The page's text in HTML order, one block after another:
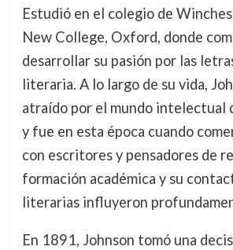
Estudió en el colegio de
New College, Oxford, donde
desarrollar su pasión por las
literaria. A lo largo de su vida,
atraído por el mundo intelectual
y fue en esta época cuando
con escritores y pensadores de
formación académica y su
literarias influyeron
En 1891, Johnson tomó una